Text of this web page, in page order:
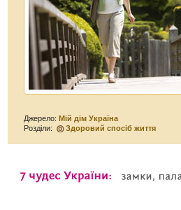
Джерело:Мій дім Україна
Розділи:
Здоровий спосіб життя